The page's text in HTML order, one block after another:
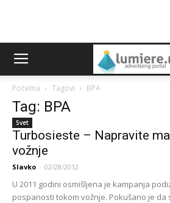
Početna Tagovi BPA
Tag: BPA
Svet
Turbosieste – Napravite
vožnje
Slavko - 02/28/2012
U 2011 godini osmišljena je kampanja
pospanosti tokom vožnje. Pokušano je da